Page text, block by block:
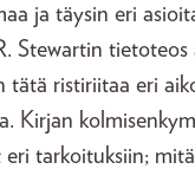
ja täysin eri
Stewartin tietoteos
tätä ristiriitaa eri
Kirjan
tarkoituksiin;